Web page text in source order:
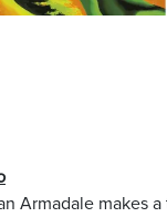
Armadale makes